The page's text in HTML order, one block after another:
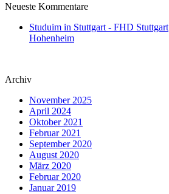
Neueste Kommentare
Studuim in Stuttgart - FHD Stuttgart
Hohenheim
Archiv
November 2025
April 2024
Oktober 2021
Februar 2021
September 2020
August 2020
März 2020
Februar 2020
Januar 2019